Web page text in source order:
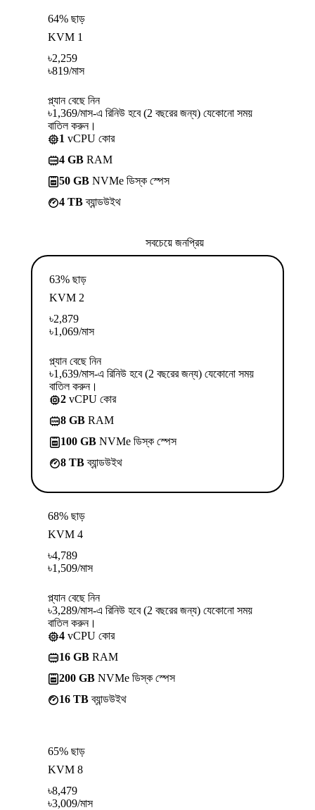
64% ছাড়
KVM 1
৳2,259
৳819/মাস
প্ল্যান বেছে নিন
৳1,369/মাস-এ রিনিউ হবে (2 বছরের জন্য) যেকোনো সময়
বাতিল করুন।
1 vCPU কোর
4 GB RAM
50 GB NVMe ডিস্ক স্পেস
4 TBব্যান্ডউইথ
সবচেয়ে জনপ্রিয়
63% ছাড়
KVM 2
৳2,879
৳1,069/মাস
প্ল্যান বেছে নিন
৳1,639/মাস-এ রিনিউ হবে (2 বছরের জন্য) যেকোনো সময়
বাতিল করুন।
2 vCPU কোর
8 GB RAM
100 GB NVMe ডিস্ক স্পেস
8 TBব্যান্ডউইথ
68% ছাড়
KVM 4
৳4,789
৳1,509/মাস
প্ল্যান বেছে নিন
৳3,289/মাস-এ রিনিউ হবে (2 বছরের জন্য) যেকোনো সময়
বাতিল করুন।
4 vCPU কোর
16 GB RAM
200 GB NVMe ডিস্ক স্পেস
16 TBব্যান্ডউইথ
65% ছাড়
KVM 8
৳8,479
৳3,009/মাস